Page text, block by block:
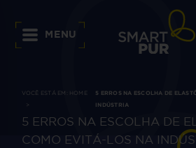
MENU
VOCÊ ESTÁ EM: HOME 5 ERROS NA ESCOLHA DE
INDÚSTRIA
5 ERROS NA ESCOLHA DE
COMO EVITÁ-LOS NA